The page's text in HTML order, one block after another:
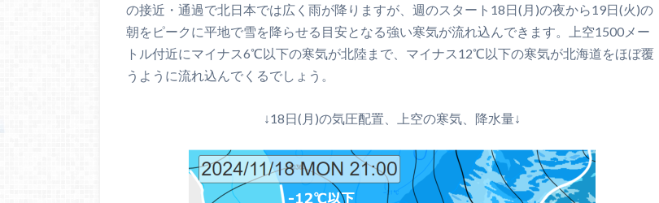
の接近・通過で北日本では広く雨が降りますが、週のスタート18日(月)の夜から19日(火)の
朝をピークに平地で雪を降らせる目安となる強い寒気が流れ込んできます。上空1500メー
トル付近にマイナス6℃以下の寒気が北陸まで、マイナス12℃以下の寒気が北海道をほぼ覆
うように流れ込んでくるでしょう。
↓18日(月)の気圧配置、上空の寒気、降水量↓